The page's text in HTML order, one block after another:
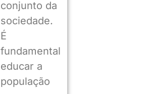
conjunto da
sociedade.
É
fundamental
educar a
população